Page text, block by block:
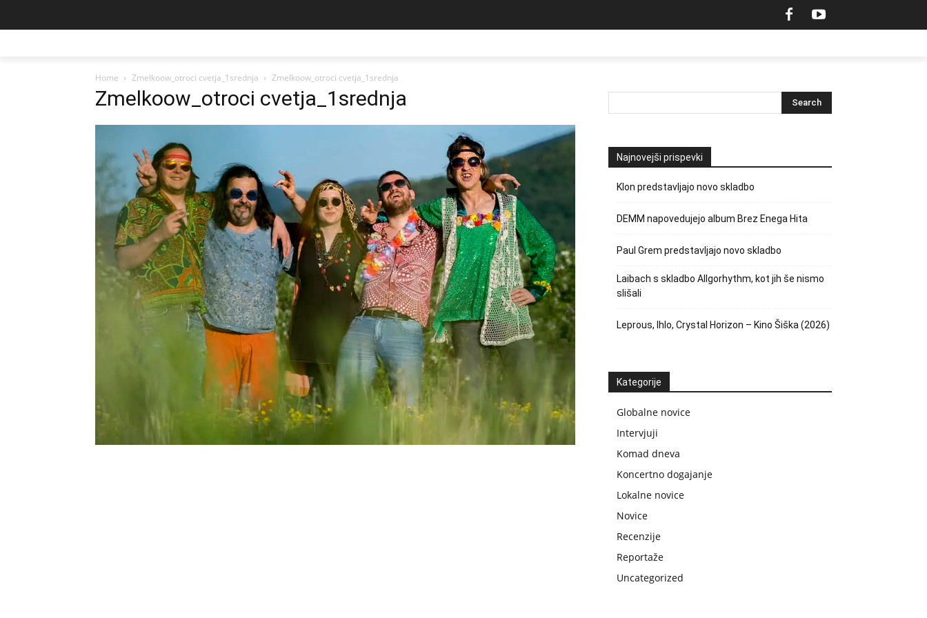
Home Zmelkoow_otroci cvetja_1srednja Zmelkoow_otroci cvetja_1srednja
Zmelkoow_otroci cvetja_1srednja
Najnovejši prispevki
Klon predstavljajo novo skladbo
DEMM napovedujejo album Brez Enega Hita
Paul Grem predstavljajo novo skladbo
Laibach s skladbo Allgorhythm, kot jih še nismo
slišali
Leprous, Ihlo, Crystal Horizon – Kino Šiška (2026)
Kategorije
Globalne novice
Intervjuji
Komad dneva
Koncertno dogajanje
Lokalne novice
Novice
Recenzije
Reportaže
Uncategorized